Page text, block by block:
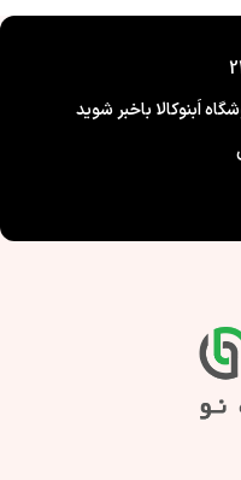
اَبنوکالا باخبر شوید